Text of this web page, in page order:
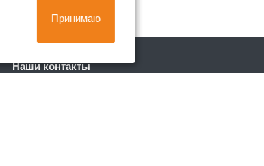
Наши контакты
Принимаю